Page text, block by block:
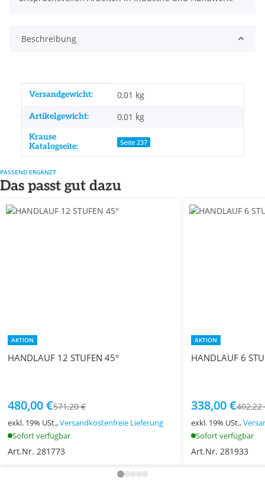
Beschreibung
Produkteigenschaft
Wert
Versandgewicht: 0,01 kg
Artikelgewicht: 0,01 kg
Krause
Katalogseite:
Seite 237
PASSEND ERGÄNZT
Das passt gut dazu
AKTION
HANDLAUF 12 STUFEN 45°
480,00 €571,20 €
exkl. 19% USt.,Versandkostenfreie Lieferung
Sofort verfügbar
Art.Nr. 281773
AKTION
HANDLAUF 6
338,00 €402,22
exkl. 19% USt.,
Sofort verfügbar
Art.Nr. 281933